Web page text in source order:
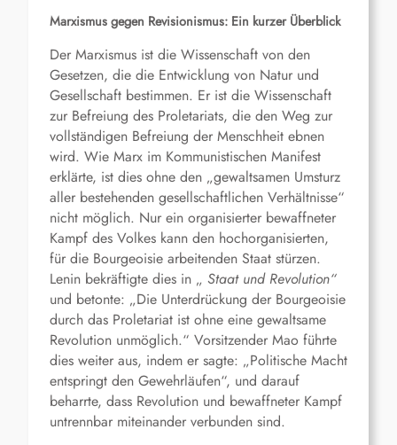
Marxismus gegen Revisionismus: Ein kurzer Überblick
Der Marxismus ist die Wissenschaft von den
Gesetzen, die die Entwicklung von Natur und
Gesellschaft bestimmen. Er ist die Wissenschaft
zur Befreiung des Proletariats, die den Weg zur
vollständigen Befreiung der Menschheit ebnen
wird. Wie Marx im Kommunistischen Manifest
erklärte, ist dies ohne den „gewaltsamen Umsturz
aller bestehenden gesellschaftlichen Verhältnisse“
nicht möglich. Nur ein organisierter bewaffneter
Kampf des Volkes kann den hochorganisierten,
für die Bourgeoisie arbeitenden Staat stürzen.
Lenin bekräftigte dies in „ Staat und Revolution“
und betonte: „Die Unterdrückung der Bourgeoisie
durch das Proletariat ist ohne eine gewaltsame
Revolution unmöglich.“ Vorsitzender Mao führte
dies weiter aus, indem er sagte: „Politische Macht
entspringt den Gewehrläufen“, und darauf
beharrte, dass Revolution und bewaffneter Kampf
untrennbar miteinander verbunden sind.